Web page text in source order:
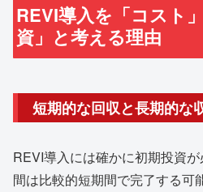
REVI導入を「コスト
資」と考える理由
短期的な回収と長期的な
REVI導入には確かに初期投資
間は比較的短期間で完了する可